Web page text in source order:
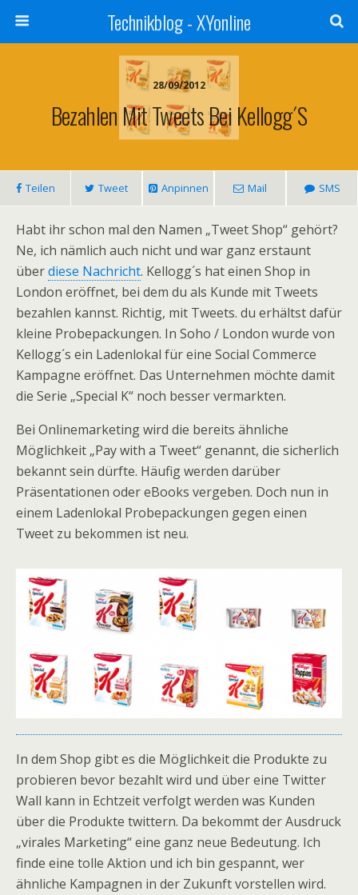
Technikblog - XYonline
28/09/2012
Bezahlen Mit Tweets Bei Kellogg´s
Teilen Tweet Anpinnen Mail SMS
Habt ihr schon mal den Namen „Tweet Shop“ gehört?
Ne, ich nämlich auch nicht und war ganz erstaunt
überdiese Nachricht. Kellogg´s hat einen Shop in
London eröffnet, bei dem du als Kunde mit Tweets
bezahlen kannst. Richtig, mit Tweets. du erhältst dafür
kleine Probepackungen. In Soho / London wurde von
Kellogg´s ein Ladenlokal für eine Social Commerce
Kampagne eröffnet. Das Unternehmen möchte damit
die Serie „Special K“ noch besser vermarkten.
Bei Onlinemarketing wird die bereits ähnliche
Möglichkeit „Pay with a Tweet“ genannt, die sicherlich
bekannt sein dürfte. Häufig werden darüber
Präsentationen oder eBooks vergeben. Doch nun in
einem Ladenlokal Probepackungen gegen einen
Tweet zu bekommen ist neu.
In dem Shop gibt es die Möglichkeit die Produkte zu
probieren bevor bezahlt wird und über eine Twitter
Wall kann in Echtzeit verfolgt werden was Kunden
über die Produkte twittern. Da bekommt der Ausdruck
„virales Marketing“ eine ganz neue Bedeutung. Ich
finde eine tolle Aktion und ich bin gespannt, wer
ähnliche Kampagnen in der Zukunft vorstellen wird.